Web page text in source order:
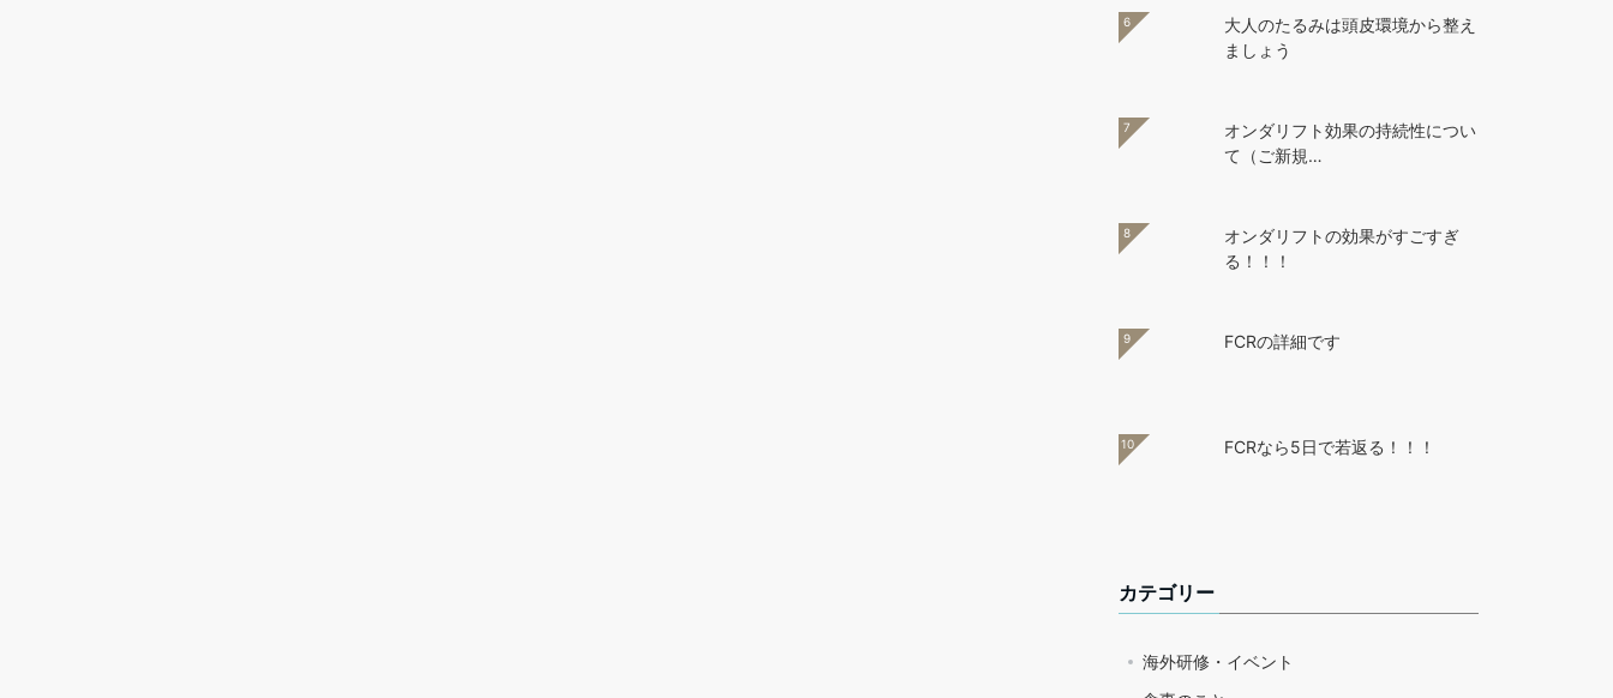
6
大人のたるみは頭皮環境から整え
ましょう
7
オンダリフト効果の持続性につい
て（ご新規…
8
オンダリフトの効果がすごすぎ
る！！！
9 FCRの詳細です
10 FCRなら5日で若返る！！！
カテゴリー
海外研修・イベント